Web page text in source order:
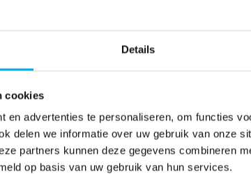
Details
cookies
en advertenties te personaliseren, om functies
delen we informatie over uw gebruik van onze
partners kunnen deze gegevens combineren
op basis van uw gebruik van hun services.